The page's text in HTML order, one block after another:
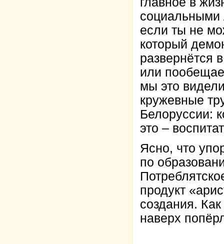
социальными
если ты не
который
развернётся
или
мы это
кружевные
Белоруссии:
это –
Ясно, что
по
продукт
создания. Как
наверх